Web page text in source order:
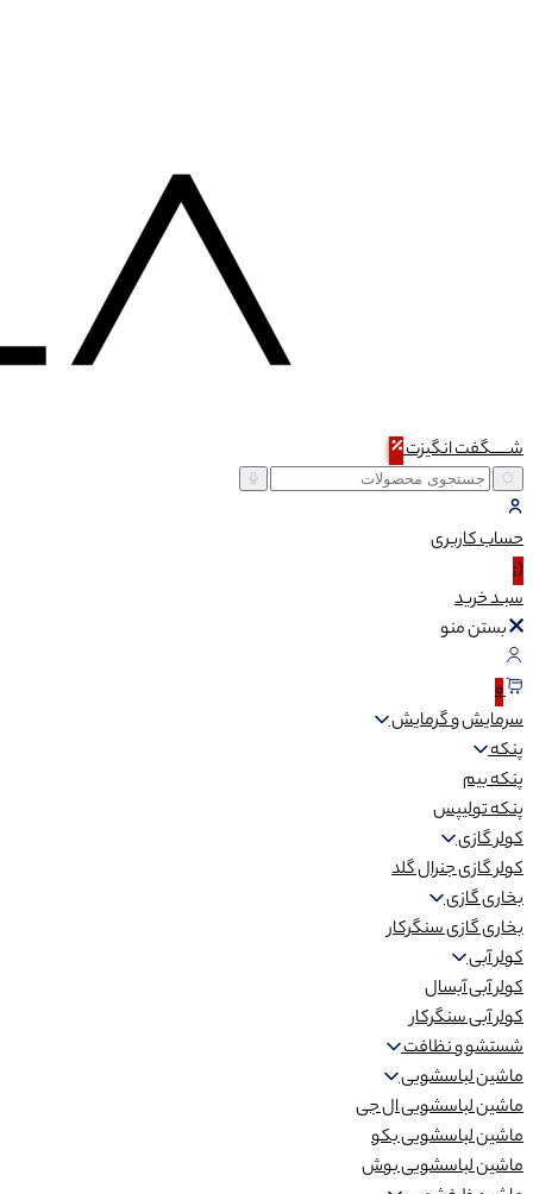
شـــــگفتانگیزت
حسابکاربری
(:
سبـدخرید
بستن منو
0
سرمایش و گرمایش
پنکه
پنکه بیم
پنکه تولیپس
کولر گازی
کولر گازی جنرال گلد
بخاری گازی
بخاری گازی سنگرکار
کولر آبی
کولر آبی آبسال
کولر آبی سنگرکار
شستشو و نظافت
ماشین لباسشویی
ماشین لباسشویی ال جی
ماشین لباسشویی بکو
ماشین لباسشویی بوش